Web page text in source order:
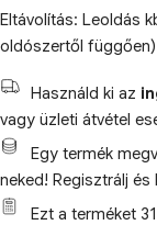
Eltávolítás: Leoldás
oldószertől függően)
Használd ki az
vagy üzleti átvétel
Egy termék
neked! Regisztrálj
Ezt a terméket